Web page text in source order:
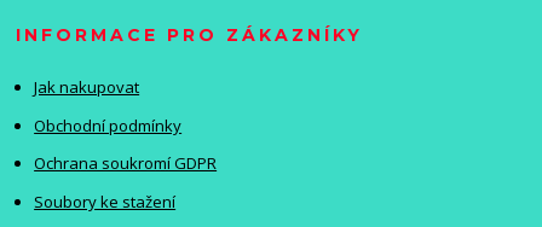
INFORMACE PRO ZÁKAZNÍKY
Jak nakupovat
Obchodní podmínky
Ochrana soukromí GDPR
Soubory ke stažení